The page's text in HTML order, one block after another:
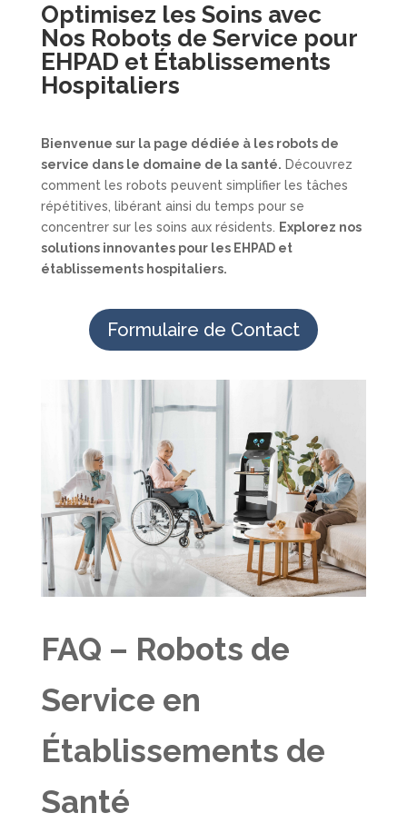
Optimisez les Soins avec
Nos Robots de Service pour
EHPAD et Établissements
Hospitaliers
Bienvenue sur la page dédiée à les robots de
service dans le domaine de la santé. Découvrez
comment les robots peuvent simplifier les tâches
répétitives, libérant ainsi du temps pour se
concentrer sur les soins aux résidents.
Explorez nos
solutions innovantes pour les EHPAD et
établissements hospitaliers.
Formulaire de Contact
FAQ – Robots de
Service en
Établissements de
Santé